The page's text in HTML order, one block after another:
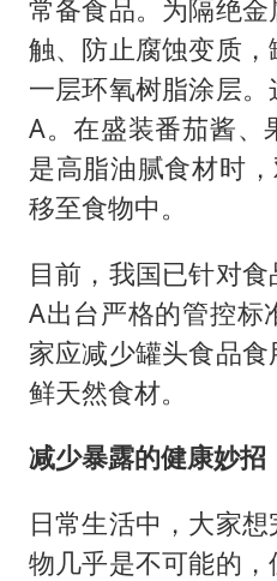
常备食品。为隔绝
触、防止腐蚀变质
一层环氧树脂涂层
A。在盛装番茄酱、
是高脂油腻食材时
移至食物中。
目前，我国已针对
A出台严格的管控标
家应减少罐头食品
鲜天然食材。
减少暴露的健康妙招
日常生活中，大家
物几乎是不可能的